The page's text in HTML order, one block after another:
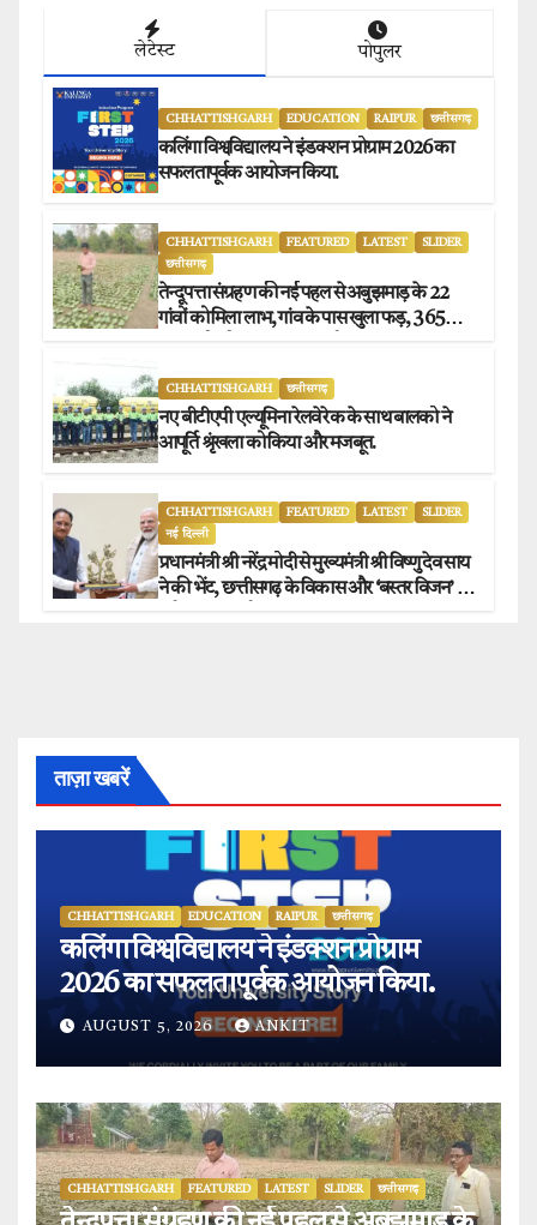
लेटेस्ट पोपुलर
CHHATTISHGARH EDUCATION RAIPUR छत्तीसगढ़
कलिंगा विश्वविद्यालय ने इंडक्शन प्रोग्राम 2026 का
सफलतापूर्वक आयोजन किया.
CHHATTISHGARH FEATURED LATEST
SLIDER
छत्तीसगढ़
तेन्दूपत्ता संग्रहण की नई पहल से अबुझमाड़ के 22
गांवों को मिला लाभ, गांव के पास खुला फड़, 365
CHHATTISHGARH छत्तीसगढ़
नए बीटीएपी एल्यूमिना रेलवे रेक के साथ बालको ने
आपूर्ति श्रृंखला को किया और मजबूत.
CHHATTISHGARH FEATURED LATEST
SLIDER
नई दिल्ली
प्रधानमंत्री श्री नरेंद्र मोदी से मुख्यमंत्री श्री विष्णु देव साय
ने की भेंट, छत्तीसगढ़ के विकास और ‘बस्तर विजन’ पर
ताज़ा खबरें
CHHATTISHGARH EDUCATION RAIPUR छत्तीसगढ़
कलिंगा विश्वविद्यालय ने इंडक्शन प्रोग्राम
2026 का सफलतापूर्वक आयोजन किया.
AUGUST 5, 2026 ANKIT
CHHATTISHGARH FEATURED LATEST SLIDER छत्तीसगढ़